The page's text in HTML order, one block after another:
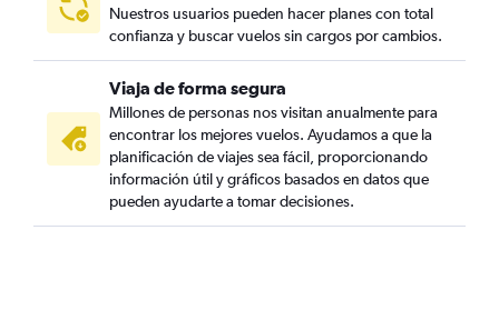
Nuestros usuarios pueden hacer planes con total
confianza y buscar vuelos sin cargos por cambios.
Viaja de forma segura
Millones de personas nos visitan anualmente para
encontrar los mejores vuelos. Ayudamos a que la
planificación de viajes sea fácil, proporcionando
información útil y gráficos basados en datos que
pueden ayudarte a tomar decisiones.